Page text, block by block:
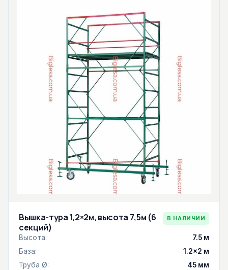
Вышка-тура 1,2×2м, высота 7,5м (6
секций)
В НАЛИЧИИ
Высота:
7.5 м
База:
1.2×2 м
Труба Ø:
45 мм